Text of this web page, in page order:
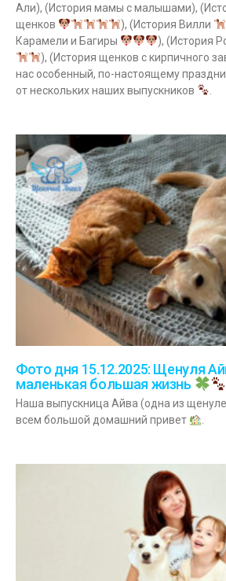
Али), (История мамы с малышами),
щенков
), (История Вилли
Карамели и Багиры
), (История
), (История щенков с кирпичного
нас особенный, по-настоящему
от нескольких наших выпускников
Фото дня 15.12.2025: Щенуля
маленькая большая жизнь
Наша выпускница Айва (одна из
всем большой домашний привет
.